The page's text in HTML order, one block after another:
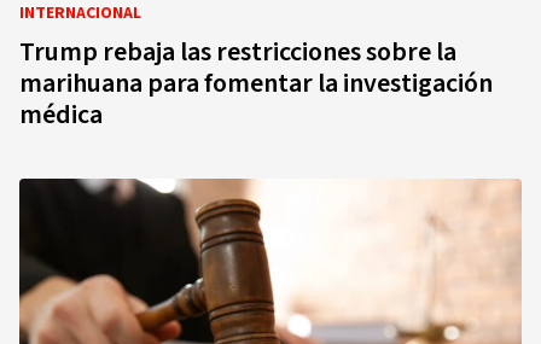
INTERNACIONAL
Trump rebaja las restricciones sobre la
marihuana para fomentar la investigación
médica